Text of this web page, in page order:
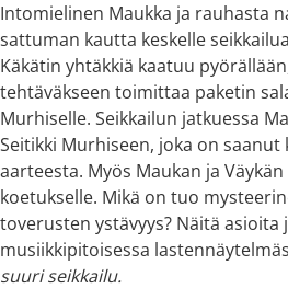
Intomielinen Maukka ja rauhasta
sattuman kautta keskelle
Käkätin yhtäkkiä kaatuu
tehtäväkseen toimittaa paketin
Murhiselle. Seikkailun jatkuessa
Seitikki Murhiseen, joka on saanut
aarteesta. Myös Maukan ja
koetukselle. Mikä on tuo
toverusten ystävyys? Näitä asioita
musiikkipitoisessa
suuri seikkailu.